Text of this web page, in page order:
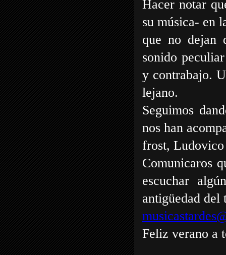
Hacer notar
su música- en
que no dejan
sonido
y contrabajo.
lejano.
Seguimos
nos han
frost,
Comunicaros
escuchar
antigüedad del
Feliz verano a